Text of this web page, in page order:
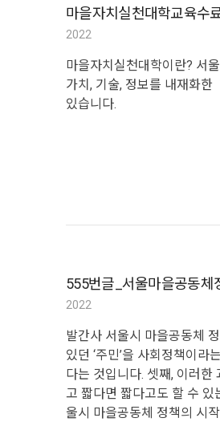
마을자치실천대학교육수
2022
마을자치실천대학이란? 서
가치, 기술, 정보를 내재화
있습니다.
555번글_서울마을공동체
2022
발간사 서울시 마을공동체
있던 ‘주민’을 사회정책이
다는 것입니다. 셋째, 이러
고 짧다면 짧다고도 할 수
울시 마을공동체 정책의 시